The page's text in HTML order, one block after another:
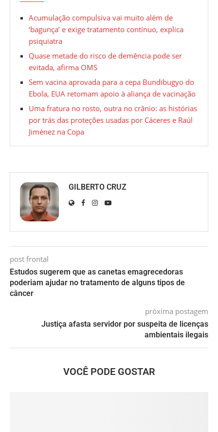
Acumulação compulsiva vai muito além de
‘bagunça’ e exige tratamento contínuo, explica
psiquiatra
Quase metade do risco de demência pode ser
evitada, afirma OMS
Sem vacina aprovada para a cepa Bundibugyo do
Ebola, EUA retomam apoio à aliança de vacinação
Uma fratura no rosto, outra no crânio: as histórias
por trás das proteções usadas por Cáceres e Raúl
Jiménez na Copa
GILBERTO CRUZ
post frontal
Estudos sugerem que as canetas emagrecedoras
poderiam ajudar no tratamento de alguns tipos de
câncer
próxima postagem
Justiça afasta servidor por suspeita de licenças
ambientais ilegais
VOCÊ PODE GOSTAR